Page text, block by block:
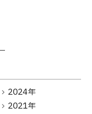
2024年
2021年